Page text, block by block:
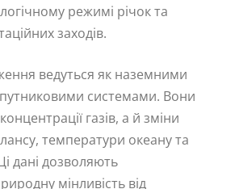
режимі річок та
заходів.
ведуться як наземними
системами. Вони
газів, а й зміни
температури океану та
дані дозволяють
мінливість від